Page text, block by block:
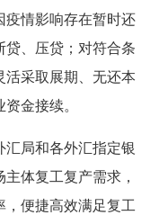
疫情影响存在暂时还
贷、压贷；对符合条
活采取展期、无还本
金接续。
汇局和各外汇指定银
体复工复产需求，
便捷高效满足复工